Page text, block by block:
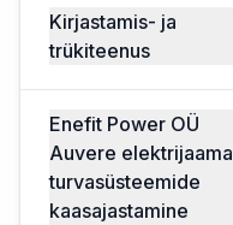
Kirjastamis- ja
trükiteenus
Enefit Power OÜ
Auvere elektrijaama
turvasüsteemide
kaasajastamine